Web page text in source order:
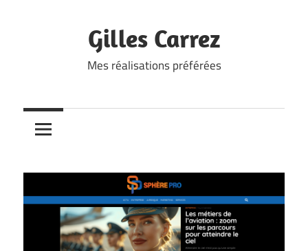
Gilles Carrez
Mes réalisations préférées